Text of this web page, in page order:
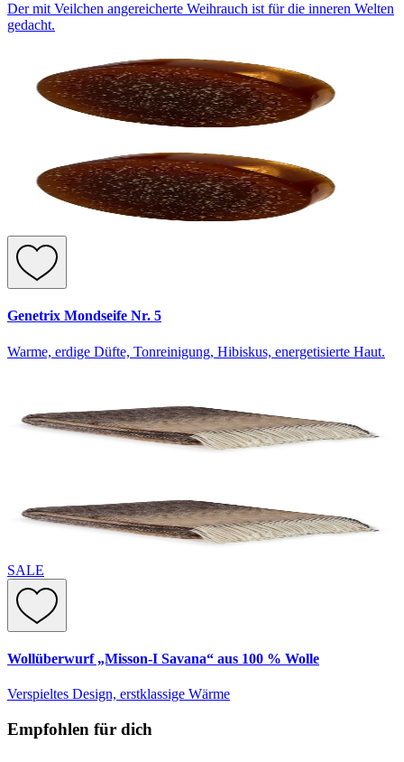
Der mit Veilchen angereicherte Weihrauch ist für die inneren Welten
gedacht.
Genetrix Mondseife Nr. 5
Warme, erdige Düfte, Tonreinigung, Hibiskus, energetisierte Haut.
SALE
Wollüberwurf „Misson-I Savana“ aus 100 % Wolle
Verspieltes Design, erstklassige Wärme
Empfohlen für dich